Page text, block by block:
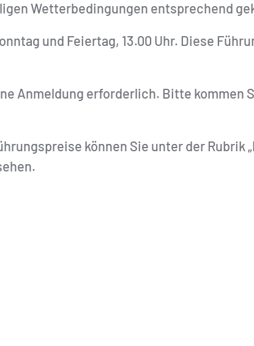
Wetterbedingungen entsprechend
und Feiertag, 13.00 Uhr. Diese
Anmeldung erforderlich. Bitte kommen
können Sie unter der Rubrik